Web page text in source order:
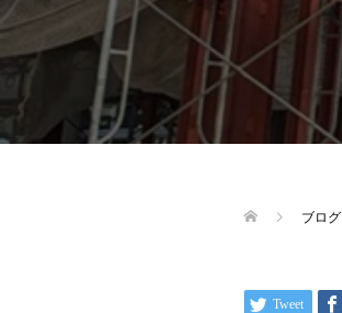
ブログ
Tweet